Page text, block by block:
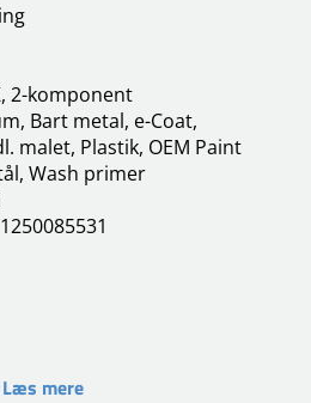
2-komponent
Bart metal, e-Coat,
malet, Plastik, OEM Paint
Wash primer
Læs mere